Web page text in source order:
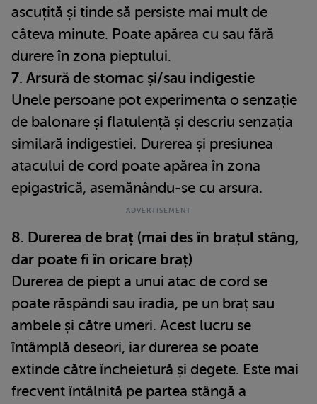
ascuțită și tinde să persiste mai mult de
câteva minute. Poate apărea cu sau fără
durere în zona pieptului.
7. Arsură de stomac și/sau indigestie
Unele persoane pot experimenta o senzație
de balonare și flatulență și descriu senzația
similară indigestiei. Durerea și presiunea
atacului de cord poate apărea în zona
epigastrică, asemănându-se cu arsura.
8. Durerea de braț (mai des în brațul stâng,
dar poate fi în oricare braț)
Durerea de piept a unui atac de cord se
poate răspândi sau iradia, pe un braț sau
ambele și către umeri. Acest lucru se
întâmplă deseori, iar durerea se poate
extinde către încheietură și degete. Este mai
frecvent întâlnită pe partea stângă a